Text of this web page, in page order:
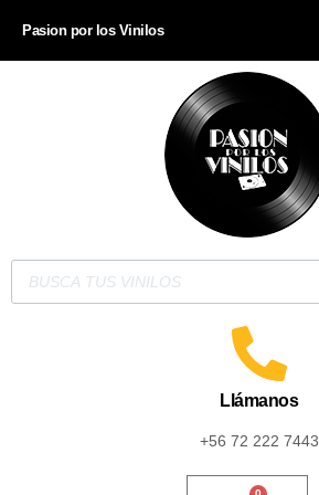
Pasion por los Vinilos
Llámanos
+56 72 222 7443